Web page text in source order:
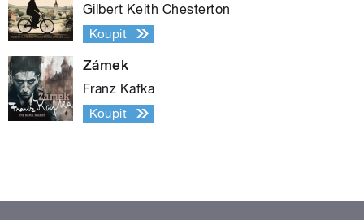
Gilbert Keith Chesterton
Koupit
Zámek
Franz Kafka
Koupit